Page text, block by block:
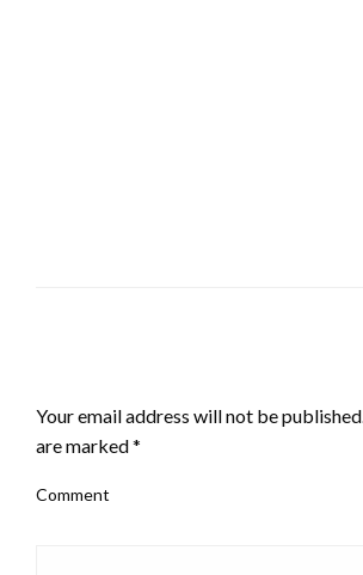
Your email address will not be published.
are marked*
Comment